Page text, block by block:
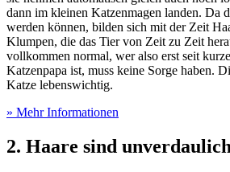
dann im kleinen Katzenmagen landen. Da
werden können, bilden sich mit der Zeit
Klumpen, die das Tier von Zeit zu Zeit
vollkommen normal, wer also erst seit
Katzenpapa ist, muss keine Sorge haben.
Katze lebenswichtig.
» Mehr Informationen
2. Haare sind unverdaulich